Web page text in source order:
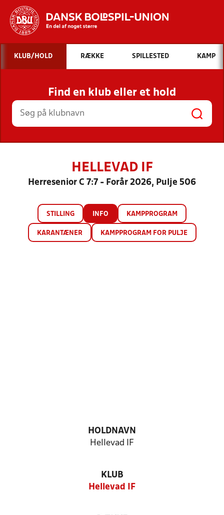
Hvad vil du søge efter?
INDHOLD OG NYHEDER
STILLINGER, RESULTATER, KLUBBER OG
HOLD
KLUB/HOLD RÆKKE SPILLESTED KAMP
Find en klub eller et hold
HELLEVAD IF
Herresenior C 7:7 - Forår 2026, Pulje 506
STILLING INFO KAMPPROGRAM
KARANTÆNER KAMPPROGRAM FOR PULJE
HOLDNAVN
Hellevad IF
KLUB
Hellevad IF